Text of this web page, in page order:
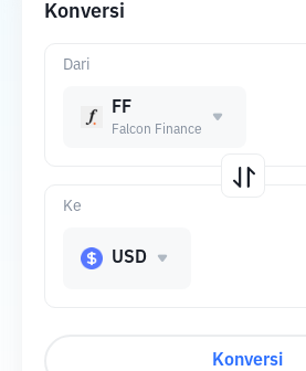
Konversi
Dari
FF
Falcon Finance
Ke
USD
Konversi